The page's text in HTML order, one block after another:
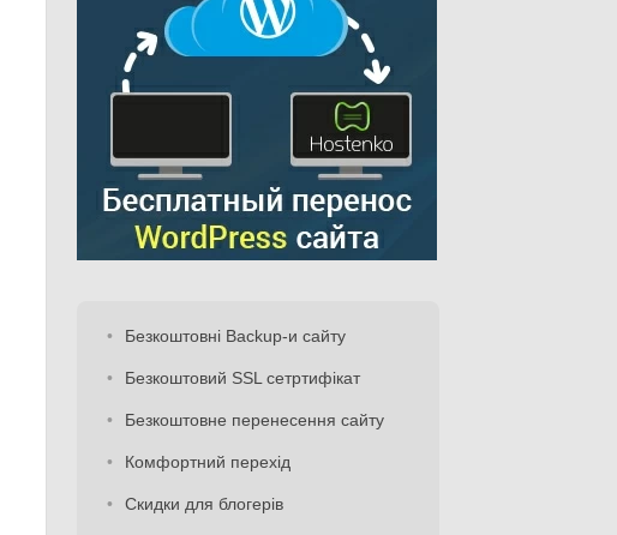
Безкоштовні Backup-и сайту
Безкоштовий SSL сетртифікат
Безкоштовне перенесення сайту
Комфортний перехід
Скидки для блогерів